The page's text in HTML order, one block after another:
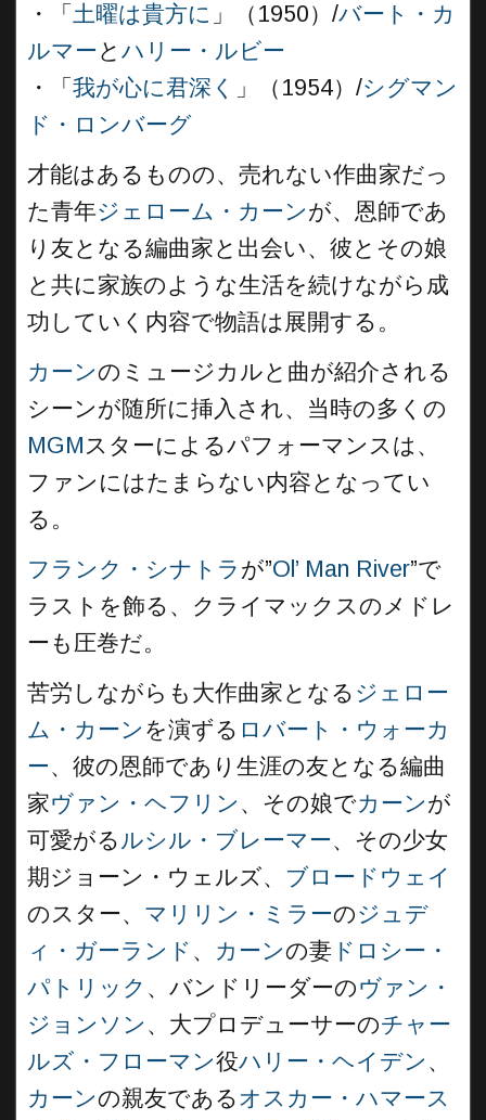
・「 土曜は貴方に 」（1950）/バート・カ
ルマーと ハリー・ルビー
・「 我が心に君深く 」（1954）/シグマン
ド・ロンバーグ
才能はあるものの、売れない作曲家だっ
た青年ジェローム・カーンが、恩師であ
り友となる編曲家と出会い、彼とその娘
と共に家族のような生活を続けながら成
功していく内容で物語は展開する。
カーンのミュージカルと曲が紹介される
シーンが随所に挿入され、当時の多くの
MGMスターによるパフォーマンスは、
ファンにはたまらない内容となってい
る。
フランク・シナトラ が”Ol’ Man River”で
ラストを飾る、クライマックスのメドレ
ーも圧巻だ。
苦労しながらも大作曲家となる ジェロー
ム・カーン を演ずる ロバート・ウォーカ
ー、彼の恩師であり生涯の友となる編曲
家ヴァン・ヘフリン 、その娘でカーンが
可愛がるルシル・ブレーマー、その少女
期ジョーン・ウェルズ、 ブロードウェイ
のスター、 マリリン・ミラーのジュデ
ィ・ガーランド 、 カーンの妻 ドロシー・
パトリック 、バンドリーダーのヴァン・
ジョンソン 、大プロデューサーのチャー
ルズ・フローマン役ハリー・ヘイデン 、
カーンの親友であるオスカー・ハマース